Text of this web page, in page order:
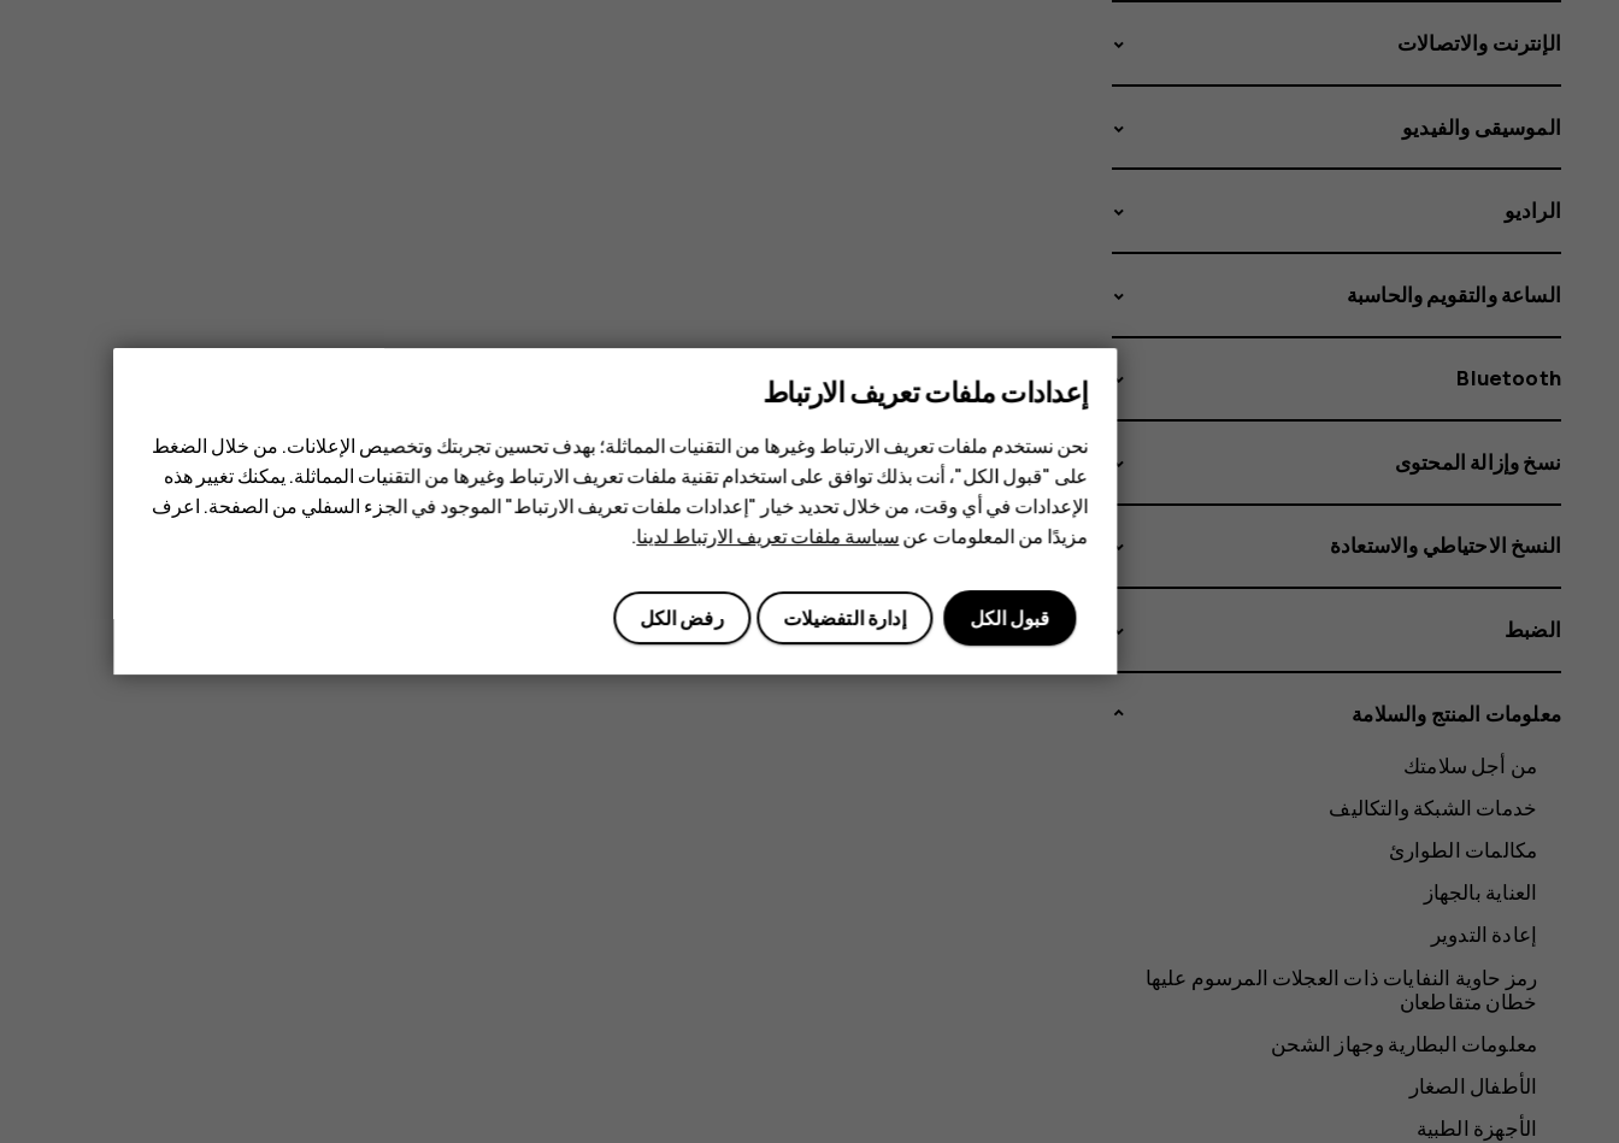
الإنترنت والاتصالات
الموسيقى والفيديو
الراديو
الساعة والتقويم والحاسبة
Bluetooth
نسخ وإزالة المحتوى
النسخ الاحتياطي والاستعادة
الضبط
معلومات المنتج والسلامة
من أجل سلامتك
خدمات الشبكة والتكاليف
مكالمات الطوارئ
العناية بالجهاز
إعادة التدوير
رمز حاوية النفايات ذات العجلات المرسوم عليها
خطان متقاطعان
معلومات البطارية وجهاز الشحن
الأطفال الصغار
الأجهزة الطبية
إعدادات ملفات تعريف الارتباط
نحن نستخدم ملفات تعريف الارتباط وغيرها من التقنيات المماثلة؛ بهدف تحسين تجربتك وتخصيص الإعلانات. من خلال الضغط
على "قبول الكل"، أنت بذلك توافق على استخدام تقنية ملفات تعريف الارتباط وغيرها من التقنيات المماثلة. يمكنك تغيير هذه
الإعدادات في أي وقت، من خلال تحديد خيار "إعدادات ملفات تعريف الارتباط" الموجود في الجزء السفلي من الصفحة. اعرف
مزيدًا من المعلومات عنسياسة ملفات تعريف الارتباط لدينا.
رفض الكل إدارة التفضيلات قبول الكل